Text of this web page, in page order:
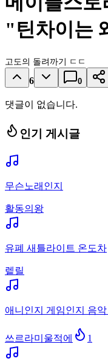
"틴차이는
고도의 돌려까기 ㄷㄷ
6 0
댓글이 없습니다.
인기 게시글
무슨노래인지
활동의왕
유폐 새틀라이트 온도차
렡릴
애니인지 게임인지 음
쓰르라미울적에 1